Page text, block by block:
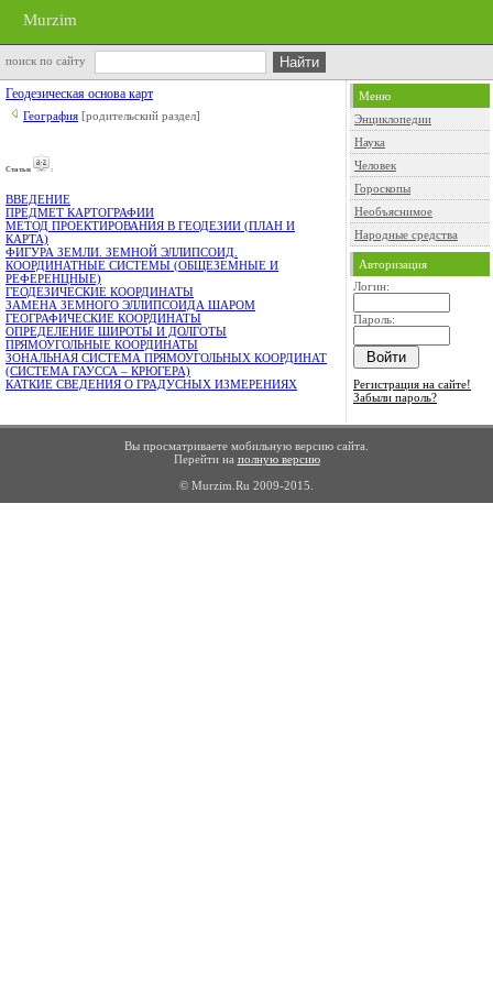
Murzim
поиск по сайту
Геодезическая основа карт
География [родительский раздел]
Cтатьи :
ВВЕДЕНИЕ
ПРЕДМЕТ КАРТОГРАФИИ
МЕТОД ПРОЕКТИРОВАНИЯ В ГЕОДЕЗИИ (ПЛАН И
КАРТА)
ФИГУРА ЗЕМЛИ. ЗЕМНОЙ ЭЛЛИПСОИД.
КООРДИНАТНЫЕ СИСТЕМЫ (ОБЩЕЗЕМНЫЕ И
РЕФЕРЕНЦНЫЕ)
ГЕОДЕЗИЧЕСКИЕ КООРДИНАТЫ
ЗАМЕНА ЗЕМНОГО ЭЛЛИПСОИДА ШАРОМ
ГЕОГРАФИЧЕСКИЕ КООРДИНАТЫ
ОПРЕДЕЛЕНИЕ ШИРОТЫ И ДОЛГОТЫ
ПРЯМОУГОЛЬНЫЕ КООРДИНАТЫ
ЗОНАЛЬНАЯ СИСТЕМА ПРЯМОУГОЛЬНЫХ КООРДИНАТ
(СИСТЕМА ГАУССА – КРЮГЕРА)
КАТКИЕ СВЕДЕНИЯ О ГРАДУСНЫХ ИЗМЕРЕНИЯХ
Меню
Энциклопедии
Наука
Человек
Гороскопы
Необъяснимое
Народные средства
Авторизация
Логин:
Пароль:
Регистрация на сайте!
Забыли пароль?
Вы просматриваете мобильную версию сайта.
Перейти на полную версию
© Murzim.Ru 2009-2015.